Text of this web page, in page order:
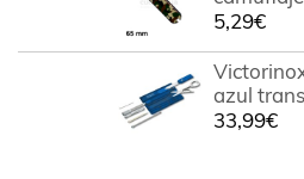
5,29€
azul
33,99€